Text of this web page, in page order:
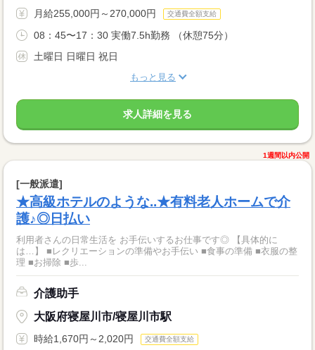
月給255,000円～270,000円 交通費全額支給
08：45〜17：30 実働7.5h勤務 （休憩75分）
土曜日 日曜日 祝日
もっと見る
求人詳細を見る
1週間以内公開
[一般派遣]
★高級ホテルのような..★有料老人ホームで介
護♪◎日払い
利用者さんの日常生活を お手伝いするお仕事です◎ 【具体的に
は…】 ■レクリエーションの準備やお手伝い ■食事の準備 ■衣服の整
理 ■お掃除 ■歩...
介護助手
大阪府寝屋川市/寝屋川市駅
時給1,670円～2,020円 交通費全額支給